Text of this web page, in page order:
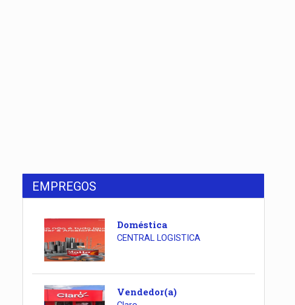
EMPREGOS
Doméstica
CENTRAL LOGISTICA
Vendedor(a)